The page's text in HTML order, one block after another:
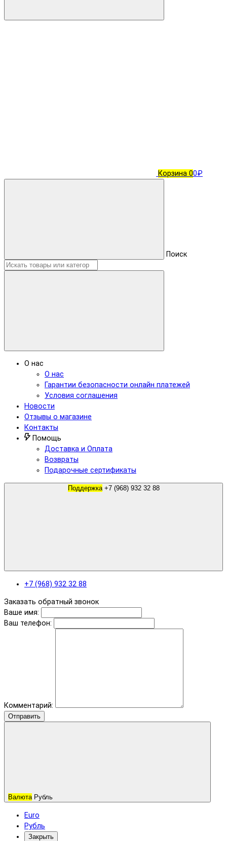
Корзина 00₽
Поиск
О нас
О нас
Гарантии безопасности онлайн платежей
Условия соглашения
Новости
Отзывы о магазине
Контакты
Помощь
Доставка и Оплата
Возвраты
Подарочные сертификаты
Поддержка +7 (968) 932 32 88
+7 (968) 932 32 88
Заказать обратный звонок
Ваше имя:
Ваш телефон:
Комментарий:
Отправить
Валюта Рубль
Euro
Рубль
Закрыть